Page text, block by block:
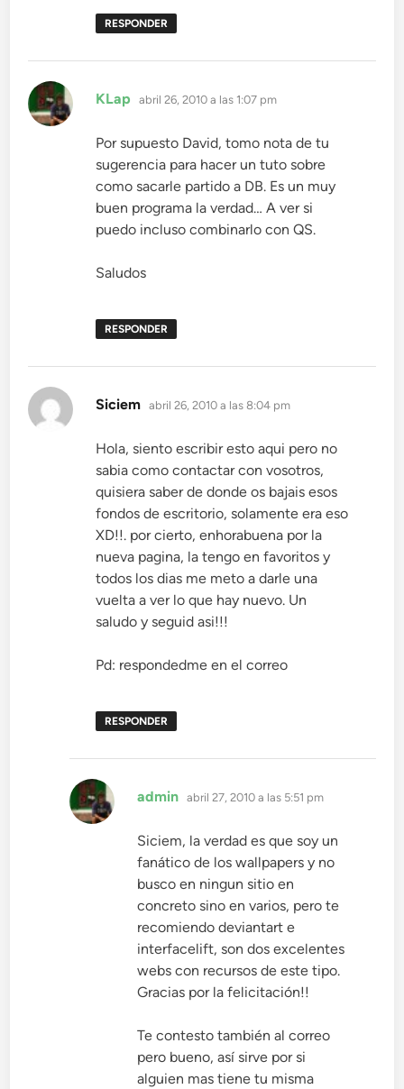
RESPONDER
KLap dice:
abril 26, 2010 a las 1:07 pm
Por supuesto David, tomo nota de tu
sugerencia para hacer un tuto sobre
como sacarle partido a DB. Es un muy
buen programa la verdad… A ver si
puedo incluso combinarlo con QS.
Saludos
RESPONDER
Siciem dice:
abril 26, 2010 a las 8:04 pm
Hola, siento escribir esto aqui pero no
sabia como contactar con vosotros,
quisiera saber de donde os bajais esos
fondos de escritorio, solamente era eso
XD!!. por cierto, enhorabuena por la
nueva pagina, la tengo en favoritos y
todos los dias me meto a darle una
vuelta a ver lo que hay nuevo. Un
saludo y seguid asi!!!
Pd: respondedme en el correo
RESPONDER
admin dice:
abril 27, 2010 a las 5:51 pm
Siciem, la verdad es que soy un
fanático de los wallpapers y no
busco en ningun sitio en
concreto sino en varios, pero te
recomiendo deviantart e
interfacelift, son dos excelentes
webs con recursos de este tipo.
Gracias por la felicitación!!
Te contesto también al correo
pero bueno, así sirve por si
alguien mas tiene tu misma